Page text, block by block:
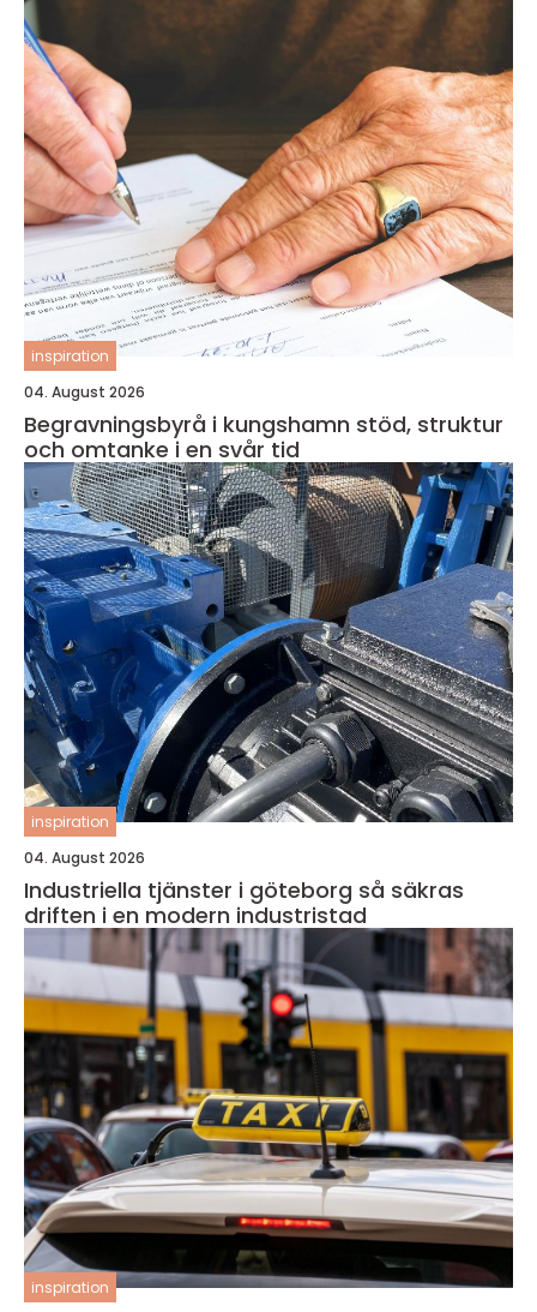
inspiration
04. August 2026
Begravningsbyrå i kungshamn stöd, struktur
och omtanke i en svår tid
inspiration
04. August 2026
Industriella tjänster i göteborg så säkras
driften i en modern industristad
inspiration